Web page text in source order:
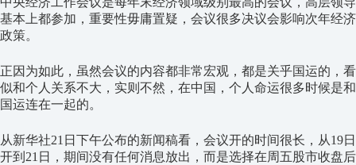
基本上都参加，重要性毋庸置疑，会议很多决议会影响次年经济
政策。
正因为如此，虽然会议的内容都非常宏观，都是关乎国运的，看
似和个人关系不大，实则不然，在中国，个人命运很多时候是和
国运连在一起的。
从新华社21日下午公布的新闻稿看，会议开的时间很长，从19日
开到21日，期间没有任何消息放出，而是选择在周五股市收盘后